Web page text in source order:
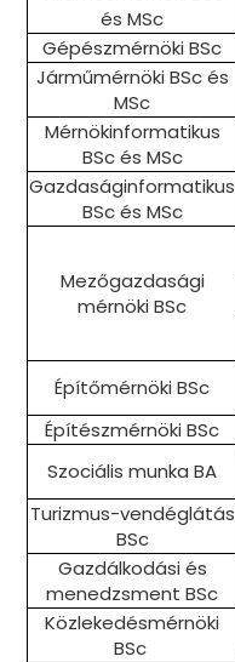
és MSc
Gépészmérnöki BSc
Járműmérnöki BSc és
MSc
Mérnökinformatikus
BSc és MSc
Gazdaságinformatikus
BSc és MSc
Mezőgazdasági
mérnöki BSc
Építőmérnöki BSc
Építészmérnöki BSc
Szociális munka BA
Turizmus-vendéglátás
BSc
Gazdálkodási és
menedzsment BSc
Közlekedésmérnöki
BSc